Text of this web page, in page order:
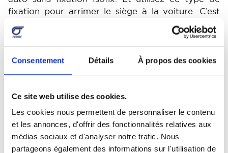
Consentement Détails À propos des cookies
Ce site web utilise des cookies.
Les cookies nous permettent de personnaliser le contenu
et les annonces, d'offrir des fonctionnalités relatives aux
médias sociaux et d'analyser notre trafic. Nous
partageons également des informations sur l'utilisation de
fixation pour arrimer le siège à la voiture. C’est
très simple d’utilisation. Il suffit de glisser les
barres de fixation le long des crochets intégrés à
la voiture. Un clic et une indication visuelle
confirment le bon ancrage entre le siège et le
véhicule. Il ne peut pas y avoir trop de jeu.
Ceinture
Si la voiture n’est pas équipée d’un point de
fixation Isofix, il reste possible d’installer le siège